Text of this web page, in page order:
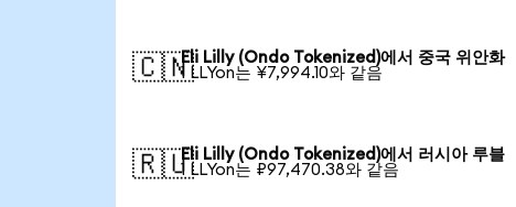
🇨🇳Eli Lilly (Ondo Tokenized)에서 중국 위안화
1 LLYon는 ¥7,994.10와 같음
🇷🇺Eli Lilly (Ondo Tokenized)에서 러시아 루블
1 LLYon는 ₽97,470.38와 같음